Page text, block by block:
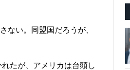
ない。同盟国だろうが、
たが、アメリカは台頭し